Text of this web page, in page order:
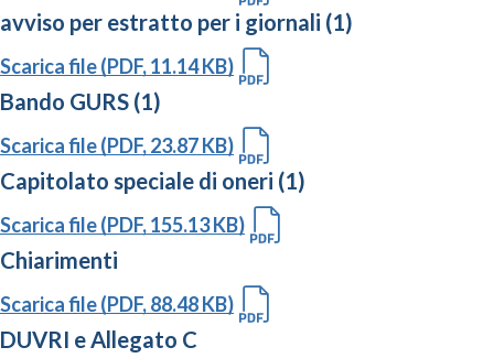
avviso per estratto per i giornali (1)
Scarica file (PDF, 11.14 KB)
Bando GURS (1)
Scarica file (PDF, 23.87 KB)
Capitolato speciale di oneri (1)
Scarica file (PDF, 155.13 KB)
Chiarimenti
Scarica file (PDF, 88.48 KB)
DUVRI e Allegato C